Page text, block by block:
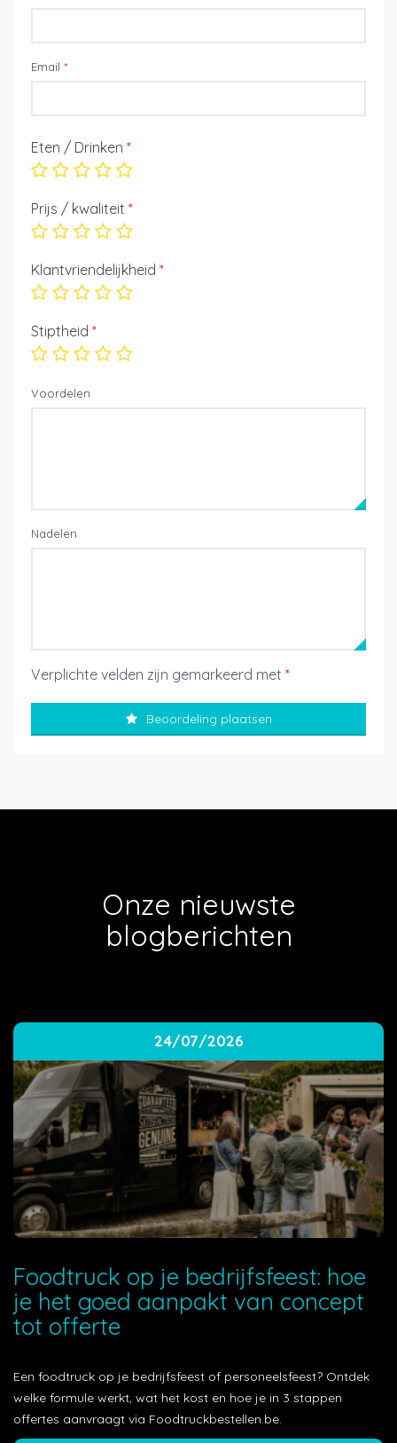
Email *
Eten / Drinken *
Prijs / kwaliteit *
Klantvriendelijkheid *
Stiptheid *
Voordelen
Nadelen
Verplichte velden zijn gemarkeerd met *
Beoordeling plaatsen
Onze nieuwste
blogberichten
24/07/2026
Foodtruck op je bedrijfsfeest: hoe
je het goed aanpakt van concept
tot offerte
Een foodtruck op je bedrijfsfeest of personeelsfeest? Ontdek
welke formule werkt, wat het kost en hoe je in 3 stappen
offertes aanvraagt via Foodtruckbestellen.be.